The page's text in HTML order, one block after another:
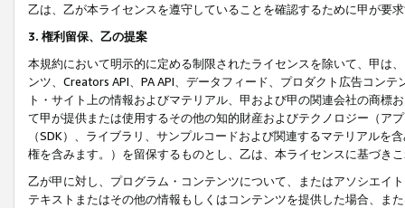
乙は、乙が本ライセンスを遵守していることを確認するために甲が要
3. 権利留保、乙の提案
本規約において明示的に定める制限されたライセンスを除いて、甲は
ンツ、Creators API、PA API、データフィード、プロダクト広告コン
ト・サイト上の情報およびマテリアル、甲および甲の関連会社の商
て甲が提供または使用するその他の知的財産およびテクノロジー（ア
（SDK）、ライブラリ、サンプルコードおよび関連するマテリアル
権を含みます。）を留保するものとし、乙は、本ライセンスに基づき
乙が甲に対し、プログラム・コンテンツについて、またはアソシエイ
テキストまたはその他の情報もしくはコンテンツを提供した場合、ま